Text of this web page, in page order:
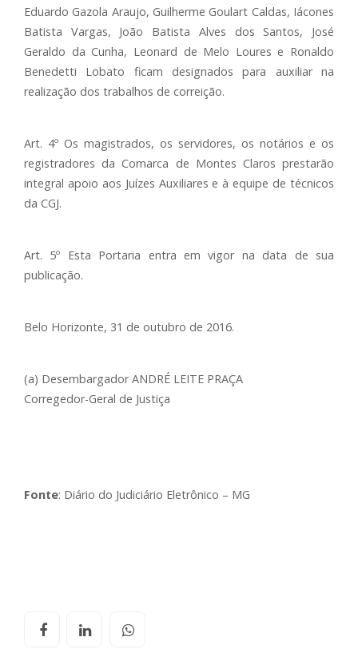
Eduardo Gazola Araujo, Guilherme Goulart Caldas, Iácones
Batista Vargas, João Batista Alves dos Santos, José
Geraldo da Cunha, Leonard de Melo Loures e Ronaldo
Benedetti Lobato ficam designados para auxiliar na
realização dos trabalhos de correição.
Art. 4º Os magistrados, os servidores, os notários e os
registradores da Comarca de Montes Claros prestarão
integral apoio aos Juízes Auxiliares e à equipe de técnicos
da CGJ.
Art. 5º Esta Portaria entra em vigor na data de sua
publicação.
Belo Horizonte, 31 de outubro de 2016.
(a) Desembargador ANDRÉ LEITE PRAÇA
Corregedor-Geral de Justiça
Fonte: Diário do Judiciário Eletrônico – MG